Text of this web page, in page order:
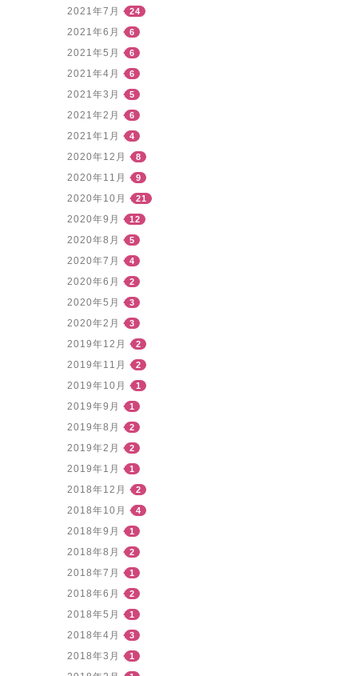
2021年7月 24
2021年6月 6
2021年5月 6
2021年4月 6
2021年3月 5
2021年2月 6
2021年1月 4
2020年12月 8
2020年11月 9
2020年10月 21
2020年9月 12
2020年8月 5
2020年7月 4
2020年6月 2
2020年5月 3
2020年2月 3
2019年12月 2
2019年11月 2
2019年10月 1
2019年9月 1
2019年8月 2
2019年2月 2
2019年1月 1
2018年12月 2
2018年10月 4
2018年9月 1
2018年8月 2
2018年7月 1
2018年6月 2
2018年5月 1
2018年4月 3
2018年3月 1